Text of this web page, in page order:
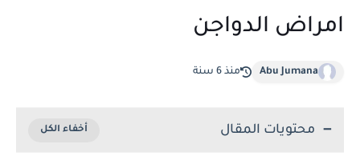
امراض الدواجن
Abu Jumana منذ 6 سنة
محتويات المقال